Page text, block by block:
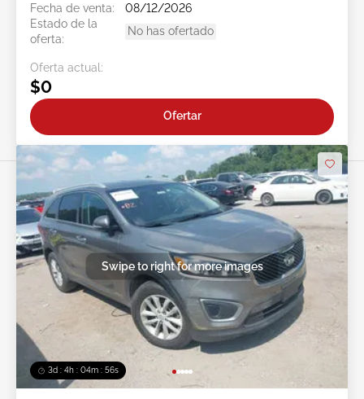
Fecha de venta:
08/12/2026
Estado de la
oferta:
No has ofertado
Oferta actual:
$0
Ofertar
3d : 4h : 04m : 53s
Swipe to right for more images